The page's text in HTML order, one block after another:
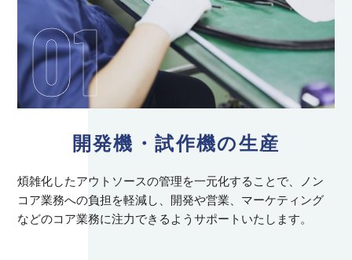
01
開発機・試作機の生産
煩雑化したアウトソースの管理を一元化することで、ノン
コア業務への負担を軽減し、開発や営業、マーケティング
などのコア業務に注力できるようサポートいたします。